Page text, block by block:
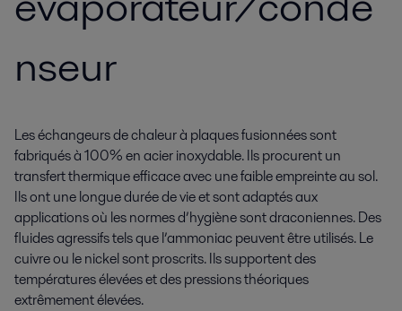
nseur
Les échangeurs de chaleur à plaques fusionnées sont
fabriqués à 100% en acier inoxydable. Ils procurent un
transfert thermique efficace avec une faible empreinte au sol.
Ils ont une longue durée de vie et sont adaptés aux
applications où les normes d’hygiène sont draconiennes. Des
fluides agressifs tels que l’ammoniac peuvent être utilisés. Le
cuivre ou le nickel sont proscrits. Ils supportent des
températures élevées et des pressions théoriques
extrêmement élevées.